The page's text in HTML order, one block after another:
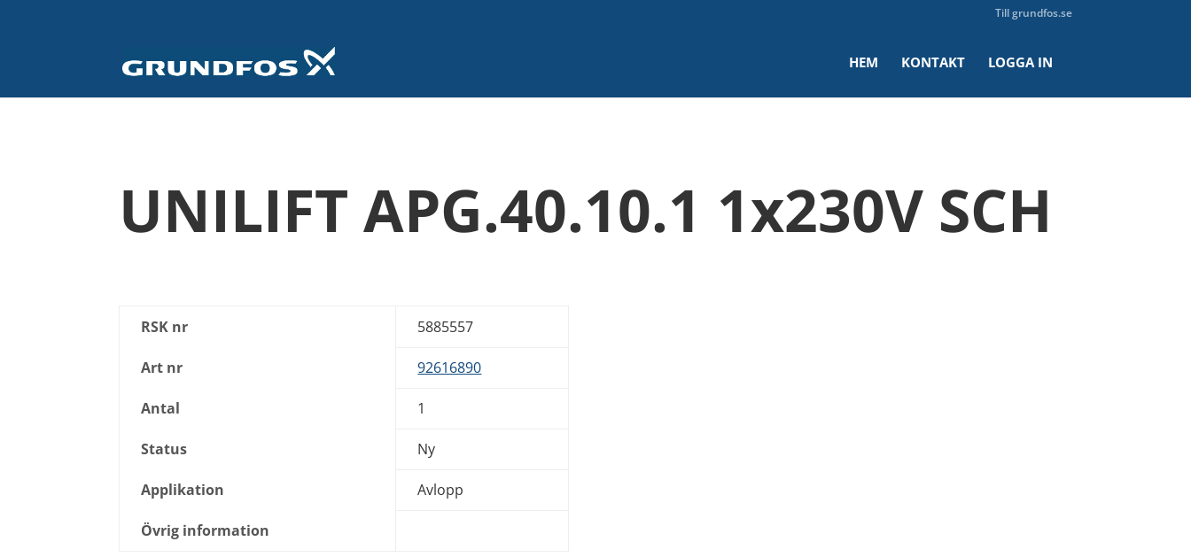
Till grundfos.se
HEM KONTAKT LOGGA IN
UNILIFT APG.40.10.1 1x230V SCH
RSK nr 5885557
Art nr 92616890
Antal 1
Status Ny
Applikation Avlopp
Övrig information